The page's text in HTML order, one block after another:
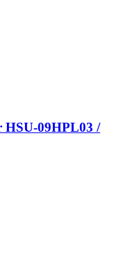
HSU-09HPL03 /